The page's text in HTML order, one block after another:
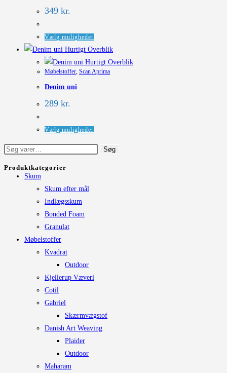
vælges
349 kr.
Vælg muligheder
vare
har
flere
vælges
varesiden
Hurtigt Overblik
Hurtigt Overblik
Møbelstoffer, Scan Aprima
Denim uni
289 kr.
Vælg muligheder
har
Søg
Søg
Produktkategorier
Skum
Skum efter mål
Indlægsskum
Bonded Foam
Granulat
Møbelstoffer
Kvadrat
Outdoor
Kjellerup Væveri
Cotil
Gabriel
Skærmvægstof
Danish Art Weaving
Plaider
Outdoor
Maharam